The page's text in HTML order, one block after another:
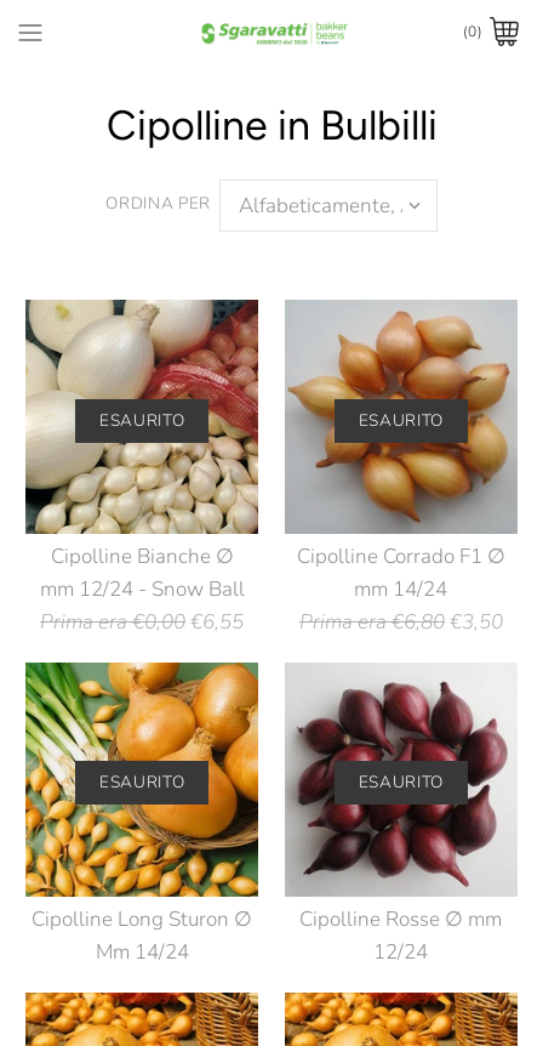
(0)
Cipolline in Bulbilli
ORDINA PER
ESAURITO
Cipolline Bianche ∅
mm 12/24 - Snow Ball
Prima era €0,00€6,55
ESAURITO
Cipolline Corrado F1 ∅
mm 14/24
Prima era €6,80€3,50
ESAURITO
Cipolline Long Sturon ∅
Mm 14/24
ESAURITO
Cipolline Rosse ∅ mm
12/24